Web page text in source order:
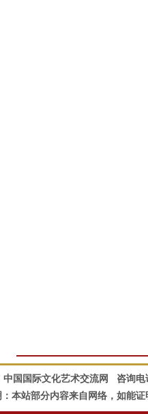
国国际文化艺术交流网
咨询电
本站部分内容来自网络，如能